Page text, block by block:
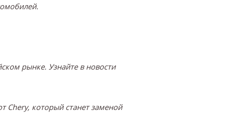
рынке. Узнайте в новости
Chery, который станет заменой